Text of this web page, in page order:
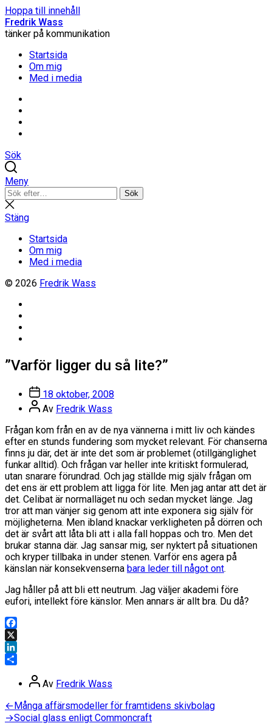
Hoppa till innehåll
Fredrik Wass
tänker på kommunikation
Startsida
Om mig
Med i media
Sök
Meny
Sök
efter:
Sök
Stäng
sökning
Stäng
Startsida
Om mig
Med i media
© 2026 Fredrik Wass
”Varför ligger du så lite?”
Inläggsdatum
18 oktober, 2008
Inläggsförfattare
Av Fredrik Wass
Frågan kom från en av de nya vännerna i mitt liv och kändes
efter en stunds fundering som mycket relevant. För chanserna
finns ju där, det är inte det som är problemet (otillgänglighet
funkar alltid). Och frågan var heller inte kritiskt formulerad,
utan snarare förundrad. Och jag ställde mig själv frågan om
det ens är ett problem att ligga för lite. Men jag antar att det är
det. Celibat är normalläget nu och sedan mycket länge. Jag
tror att man vänjer sig genom att inte exponera sig själv för
möjligheterna. Men ibland knackar verkligheten på dörren och
det är svårt att låta bli att i alla fall hoppas och tro. Men det
brukar stanna där. Jag sansar mig, ser nyktert på situationen
och kryper tillbaka in under stenen. Varför ens agera på
känslan när konsekvenserna bara leder till något ont.
Jag håller på att bli ett neutrum. Jag väljer akademi före
eufori, intellekt före känslor. Men annars är allt bra. Du då?
Facebook
X
LinkedIn
Inläggsförfattare
Av Fredrik Wass
Inläggsnavigering
←Föregående
inlägg:
Många affärsmodeller för framtidens skivbolag
→Nästa
Social glass enligt Commoncraft